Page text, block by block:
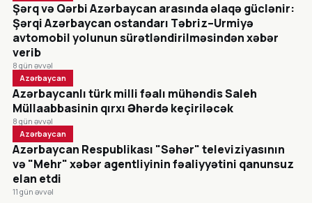
Şərq və Qərbi Azərbaycan arasında əlaqə güclənir:
Şərqi Azərbaycan ostandarı Təbriz–Urmiyə
avtomobil yolunun sürətləndirilməsindən xəbər
verib
8 gün əvvəl
Azərbaycan
Azərbaycanlı türk milli fəalı mühəndis Saleh
Müllaabbasinin qırxı Əhərdə keçiriləcək
8 gün əvvəl
Azərbaycan
Azərbaycan Respublikası "Səhər" televiziyasının
və "Mehr" xəbər agentliyinin fəaliyyətini qanunsuz
elan etdi
11 gün əvvəl